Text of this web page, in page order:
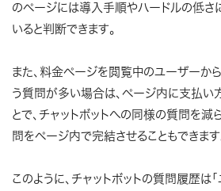
のページには導入手順やハードルの低さ
いると判断できます。
また、料金ページを閲覧中のユーザーから
う質問が多い場合は、ページ内に支払い
とで、チャットボットへの同様の質問を減
問をページ内で完結させることもできます
このように、チャットボットの質問履歴は